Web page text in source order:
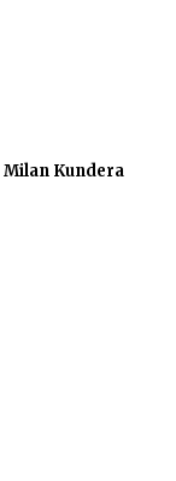
Kundera